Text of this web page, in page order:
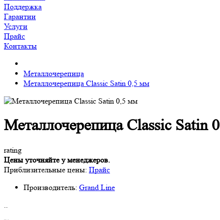
Поддержка
Гарантии
Услуги
Прайс
Контакты
Металлочерепица
Металлочерепица Classic Satin 0,5 мм
Металлочерепица Classic Satin
rating
Цены уточняйте у менеджеров.
Приблизительные цены: Прайс
Производитель: Grand Line